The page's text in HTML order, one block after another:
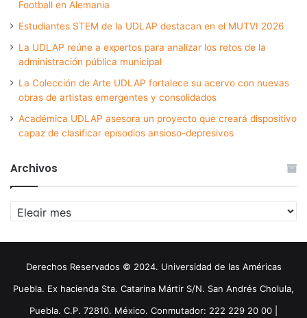
Football en Alemania
Estudiantes STEM de la UDLAP destacan en el MUTVI 2026
La UDLAP reúne a expertos para analizar los retos de la
administración pública municipal
La Colección de Arte UDLAP fortalece su acervo con nuevas
obras de artistas emergentes y consolidados
Académica UDLAP asesora un proyecto que creará dispositivo
capaz de clasificar episodios ansioso-depresivos
Archivos
Archivos
Derechos Reservados © 2024. Universidad de las Américas
Puebla. Ex hacienda Sta. Catarina Mártir S/N. San Andrés Cholula,
Puebla. C.P. 72810. México. Conmutador: 222 229 20 00 |